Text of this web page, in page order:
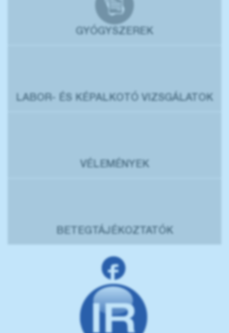
GYÓGYSZEREK
LABOR- ÉS KÉPALKOTÓ VIZSGÁLATOK
VÉLEMÉNYEK
BETEGTÁJÉKOZTATÓK